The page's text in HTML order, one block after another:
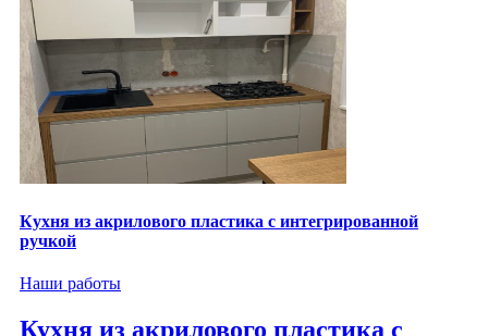
Кухня из акрилового пластика с интегрированной
ручкой
Наши работы
Кухня из акрилового пластика с